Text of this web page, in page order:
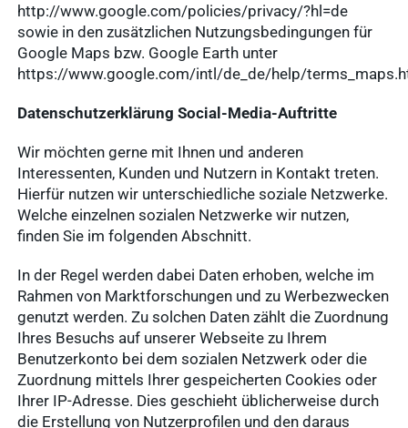
http://www.google.com/policies/privacy/?hl=de
sowie in den zusätzlichen Nutzungsbedingungen für
Google Maps bzw. Google Earth unter
https://www.google.com/intl/de_de/help/
Datenschutzerklärung Social-Media-Auftritte
Wir möchten gerne mit Ihnen und anderen
Interessenten, Kunden und Nutzern in Kontakt treten.
Hierfür nutzen wir unterschiedliche soziale Netzwerke.
Welche einzelnen sozialen Netzwerke wir nutzen,
finden Sie im folgenden Abschnitt.
In der Regel werden dabei Daten erhoben, welche im
Rahmen von Marktforschungen und zu Werbezwecken
genutzt werden. Zu solchen Daten zählt die Zuordnung
Ihres Besuchs auf unserer Webseite zu Ihrem
Benutzerkonto bei dem sozialen Netzwerk oder die
Zuordnung mittels Ihrer gespeicherten Cookies oder
Ihrer IP-Adresse. Dies geschieht üblicherweise durch
die Erstellung von Nutzerprofilen und den daraus